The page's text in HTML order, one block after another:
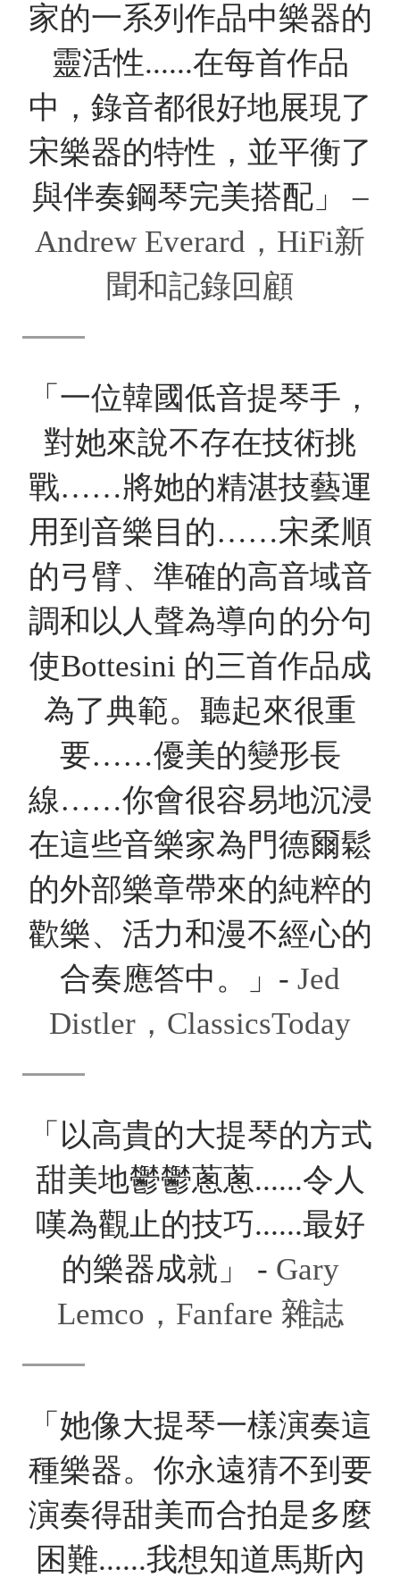
家的一系列作品中樂器的
靈活性......在每首作品
中，錄音都很好地展現了
宋樂器的特性，並平衡了
與伴奏鋼琴完美搭配」 –
Andrew Everard，HiFi新
聞和記錄回顧
「一位韓國低音提琴手，
對她來說不存在技術挑
戰……將她的精湛技藝運
用到音樂目的……宋柔順
的弓臂、準確的高音域音
調和以人聲為導向的分句
使Bottesini 的三首作品成
為了典範。聽起來很重
要……優美的變形長
線……你會很容易地沉浸
在這些音樂家為門德爾鬆
的外部樂章帶來的純粹的
歡樂、活力和漫不經心的
合奏應答中。」- Jed
Distler，ClassicsToday
「以高貴的大提琴的方式
甜美地鬱鬱蔥蔥......令人
嘆為觀止的技巧......最好
的樂器成就」 - Gary
Lemco，Fanfare 雜誌
「她像大提琴一樣演奏這
種樂器。你永遠猜不到要
演奏得甜美而合拍是多麼
困難......我想知道馬斯內